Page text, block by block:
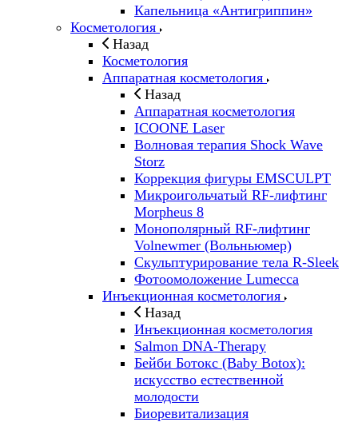
Капельница «Антигриппин»
Косметология
Назад
Косметология
Аппаратная косметология
Назад
Аппаратная косметология
ICOONE Laser
Волновая терапия Shock Wave
Storz
Коррекция фигуры EMSCULPT
Микроигольчатый RF-лифтинг
Morpheus 8
Монополярный RF-лифтинг
Volnewmer (Вольньюмер)
Скульптурирование тела R-Sleek
Фотоомоложение Lumecca
Инъекционная косметология
Назад
Инъекционная косметология
Salmon DNA-Therapy
Бейби Ботокс (Baby Botox):
искусство естественной
молодости
Биоревитализация